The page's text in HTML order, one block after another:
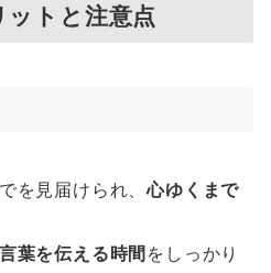
トと注意点
を見届けられ、心ゆくまで
葉を伝える時間 をしっかり